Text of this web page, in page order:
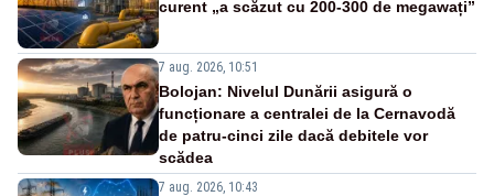
curent „a scăzut cu 200-300 de megawați”
7 aug. 2026, 10:51
Bolojan: Nivelul Dunării asigură o
funcționare a centralei de la Cernavodă
de patru-cinci zile dacă debitele vor
scădea
7 aug. 2026, 10:43